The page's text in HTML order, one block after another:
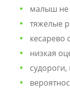
малыш не
тяжелые
кесарево
низкая